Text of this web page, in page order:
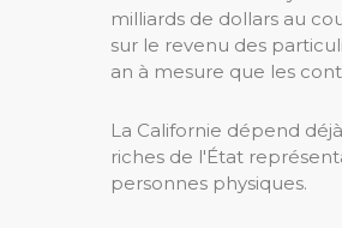
milliards de dollars au
sur le revenu des
an à mesure que les
La Californie dépend
riches de l'État
personnes physiques.